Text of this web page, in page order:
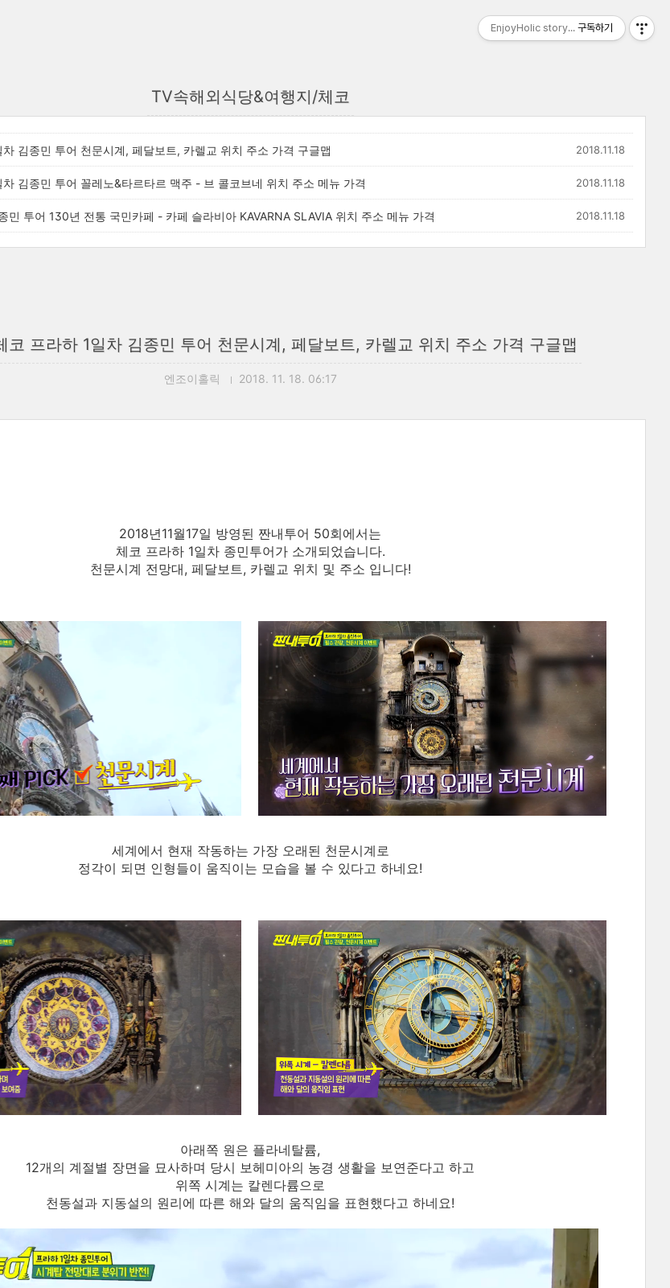
TV속해외식당&여행지/체코
김종민 투어 천문시계, 페달보트, 카렐교 위치 주소 가격 구글맵 2018.11.18
김종민 투어 꼴레노&타르타르 맥주 - 브 콜코브네 위치 주소 메뉴 가격 2018.11.18
민 투어 130년 전통 국민카페 - 카페 슬라비아 KAVARNA SLAVIA 위치 주소 메뉴 가격 2018.11.18
코 프라하 1일차 김종민 투어 천문시계, 페달보트, 카렐교 위치 주소 가격 구글맵
엔조이홀릭 2018. 11. 18. 06:17
2018년11월17일 방영된 짠내투어 50회에서는
체코 프라하 1일차 종민투어가 소개되었습니다.
천문시계 전망대, 페달보트, 카렐교 위치 및 주소 입니다!
세계에서 현재 작동하는 가장 오래된 천문시계로
정각이 되면 인형들이 움직이는 모습을 볼 수 있다고 하네요!
아래쪽 원은 플라네탈륨,
12개의 계절별 장면을 묘사하며 당시 보헤미아의 농경 생활을 보연준다고 하고
위쪽 시계는 칼렌다륨으로
천동설과 지동설의 원리에 따른 해와 달의 움직임을 표현했다고 하네요!
EnjoyHolic story... 구독하기